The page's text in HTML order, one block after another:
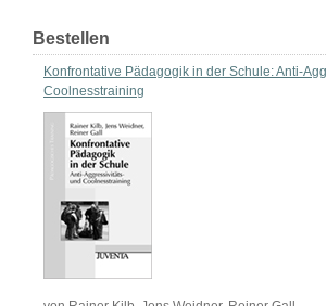
Bestellen
Konfrontative Pädagogik in der Schule: Anti-
Coolnesstraining